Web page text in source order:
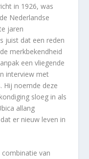
in 1926, was
Nederlandse
jaren
juist dat een reden
merkbekendheid
een vliegende
interview met
Hij noemde deze
sloeg in als
allang
er nieuw leven in
van